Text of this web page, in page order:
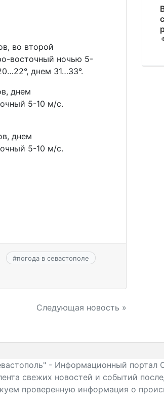
во второй
восточный ночью 5-
днем 31…33°.
днем
5-10 м/с.
днем
5-10 м/с.
#погода в севастополе
Следующая новость »
- Информационный портал
свежих новостей и событий
проверенную информация о